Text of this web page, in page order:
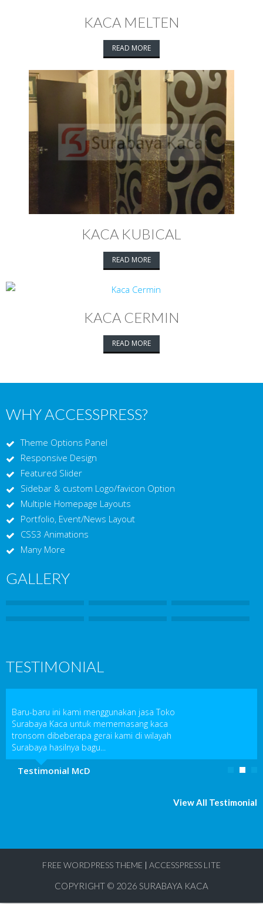
KACA MELTEN
READ MORE
KACA KUBICAL
READ MORE
KACA CERMIN
READ MORE
WHY ACCESSPRESS?
Theme Options Panel
Responsive Design
Featured Slider
Sidebar & custom Logo/favicon Option
Multiple Homepage Layouts
Portfolio, Event/News Layout
CSS3 Animations
Many More
GALLERY
TESTIMONIAL
Baru-baru ini kami menggunakan jasa Toko
Surabaya Kaca untuk mememasang kaca
tronsom dibeberapa gerai kami di wilayah
Surabaya hasilnya bagu...
Testimonial McD
View All Testimonial
FREE WORDPRESS THEME | ACCESSPRESS LITE
COPYRIGHT © 2026 SURABAYA KACA